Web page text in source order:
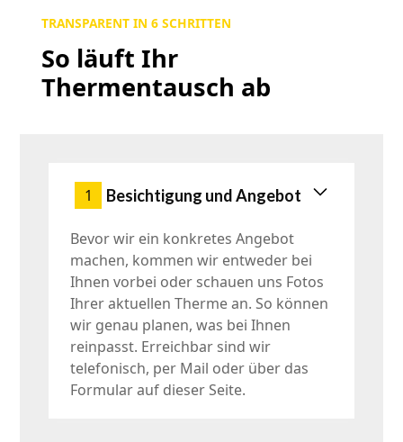
TRANSPARENT IN 6 SCHRITTEN
So läuft Ihr
Thermentausch ab
1 Besichtigung und Angebot
Bevor wir ein konkretes Angebot
machen, kommen wir entweder bei
Ihnen vorbei oder schauen uns Fotos
Ihrer aktuellen Therme an. So können
wir genau planen, was bei Ihnen
reinpasst. Erreichbar sind wir
telefonisch, per Mail oder über das
Formular auf dieser Seite.